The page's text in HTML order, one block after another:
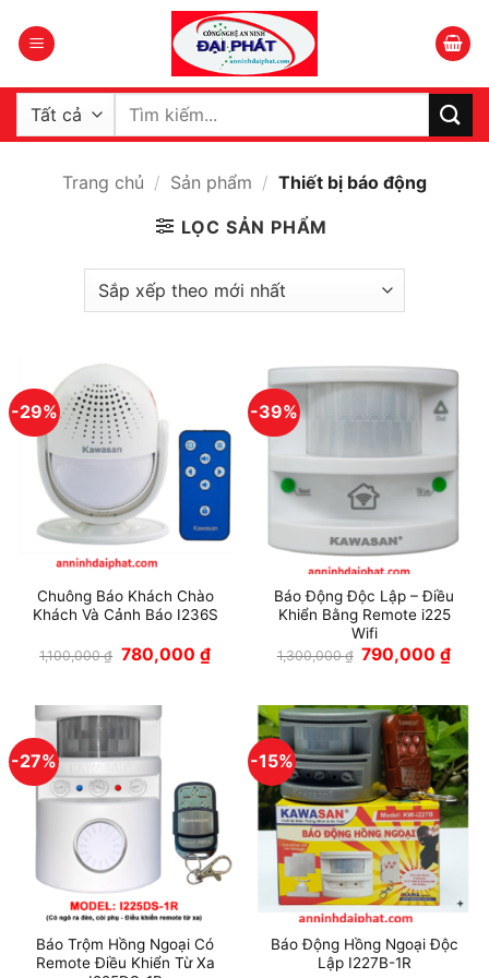
qua
dung
Tìm
Trang chủ / Sản phẩm / Thiết bị báo động
LỌC SẢN PHẨM
-29%
Chuông Báo Khách Chào
Khách Và Cảnh Báo I236S
1,100,000₫ Giá
gốc
780,000 ₫Giá
hiện
780,000 ₫.
-39%
Báo Động Độc Lập – Điều
Khiển Bằng Remote i225
Wifi
1,300,000₫ Giá
gốc
790,000₫Giá
-27%
Báo Trộm Hồng Ngoại Có
Remote Điều Khiển Từ Xa
-15%
Báo Động Hồng Ngoại Độc
Lập I227B-1R